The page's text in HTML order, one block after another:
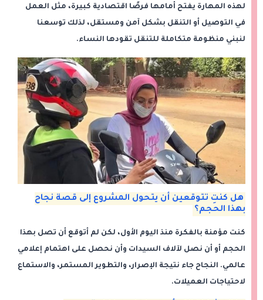
لهذه المهارة يفتح أمامها فرصًا اقتصادية كبيرة، مثل العمل
في التوصيل أو التنقل بشكل آمن ومستقل، لذلك توسعنا
لنبني منظومة متكاملة للتنقل تقودها النساء.
هل كنتِ تتوقعين أن يتحول المشروع إلى قصة نجاح
بهذا الحجم؟
كنت مؤمنة بالفكرة منذ اليوم الأول، لكن لم أتوقع أن تصل بهذا
الحجم أو أن نصل لآلاف السيدات وأن نحصل على اهتمام إعلامي
عالمي. النجاح جاء نتيجة الإصرار، والتطوير المستمر، والاستماع
لاحتياجات العميلات.